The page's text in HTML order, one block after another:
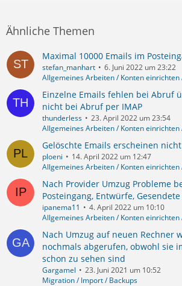
Ähnliche Themen
Maximal 10000 Emails im
stefan_manhart
6. Juni 2022 um 23:22
Allgemeines Arbeiten / Konten
Einzelne Emails fehlen bei Abruf
nicht bei Abruf per IMAP
thunderless
23. April 2022 um 23:54
Allgemeines Arbeiten / Konten
Gelöschte Emails erscheinen
ploeni
14. April 2022 um 12:47
Allgemeines Arbeiten / Konten
Nach Provider Umzug Probleme
Posteingang, Entwürfe, Gesendete
ipanema11
4. April 2022 um 10:10
Allgemeines Arbeiten / Konten
Nach Umzug auf neuen Rechner
nochmals abgerufen, obwohl sie
schon zu sehen sind
Gargamel
23. Juni 2021 um 10:52
Migration / Import / Backups